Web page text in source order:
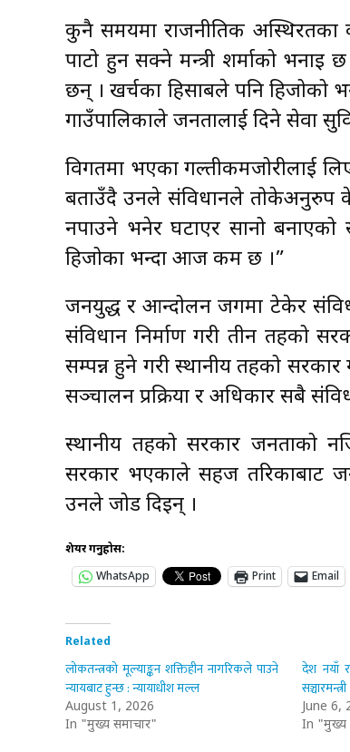
कुनै समयमा राजनीतिक अस्थिरतका
पाटो हुन सक्ने मन्त्री शर्माको भनाइ
छन् । खर्चका हिसाबले पनि हिजोको
गाउँपालिकाले जनतालाई दिने सेवा
विगतमा भएका गल्तीकमजोरीलाई
बताउँदै उनले संविधानले तोकेअनुरुप
नपाउने भनेर घटाएर सानो बनाएको
हिजोका भन्दा आज कम छ ।”
जनयुद्ध र आन्दोलन जगमा टेकेर
संविधान निर्माण गरी तीन तहको
सम्पन्न हुने गरी स्थानीय तहको
सञ्चालन प्रक्रिया र अधिकार सबै
स्थानीय तहको सरकार जनताको
सरकार भएकाले सहज तरिकाबाट
उनले जोड दिइन् ।
शेयर गर्नुहोस:
WhatsApp
Print Email
Related
लोकतन्त्रको मूल्याङ्कन शक्तिहीन नागरिकले पाउने
न्यायबाट हुन्छ : न्यायाधीश मल्ल
August 1, 2026
In "मुख्य समाचार"
देश नयाँ
सञ्चारमन्त्री
June 6,
In "मुख्य